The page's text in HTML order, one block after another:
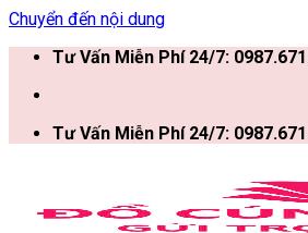
Chuyển đến nội dung
Tư Vấn Miễn Phí 24/7:
Tư Vấn Miễn Phí 24/7: